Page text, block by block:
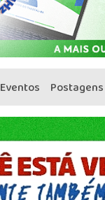
Eventos Postagens